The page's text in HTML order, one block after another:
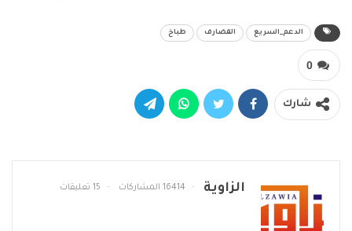
الدعم_السريع القضارف طباخ
0
شارك
الزاوية 16414 المشاركات 15 تعليقات